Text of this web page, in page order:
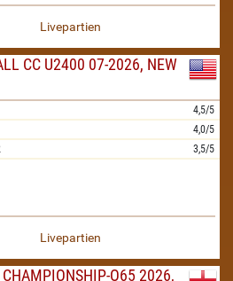
Livepartien
CC U2400 07-2026, NEW
4,5/5
4,0/5
3,5/5
Livepartien
O65 2026,